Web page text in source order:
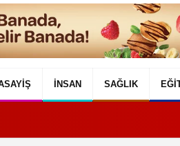
İNSAN SAĞLIK